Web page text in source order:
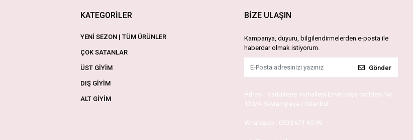
KATEGORİLER
YENİ SEZON | TÜM ÜRÜNLER
ÇOK SATANLAR
ÜST GİYİM
DIŞ GİYİM
ALT GİYİM
BİZE ULAŞIN
Kampanya, duyuru, bilgilendirmelerden e-posta ile
haberdar olmak istiyorum.
Gönder
Adres : Kartaltepe mahallesi Enverpaşa caddesi No
130/A Bayrampaşa / İstanbul
Whatsapp : 0530 671 65 99